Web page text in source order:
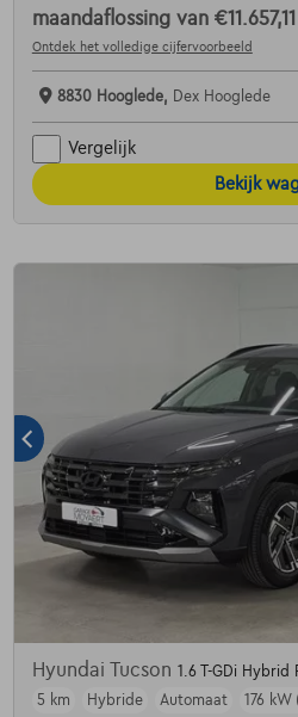
maandaflossing van €11.657,11
Ontdek het volledige cijfervoorbeeld
8830 Hooglede, Dex Hooglede
Vergelijk
Bekijk
Hyundai Tucson 1.6 T-GDi Hybrid
5 km
Hybride Automaat 176 kW